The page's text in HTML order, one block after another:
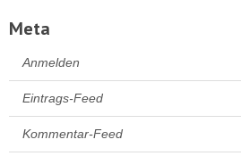
Meta
Anmelden
Eintrags-Feed
Kommentar-Feed